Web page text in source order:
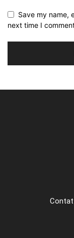
Save my name,
next time I